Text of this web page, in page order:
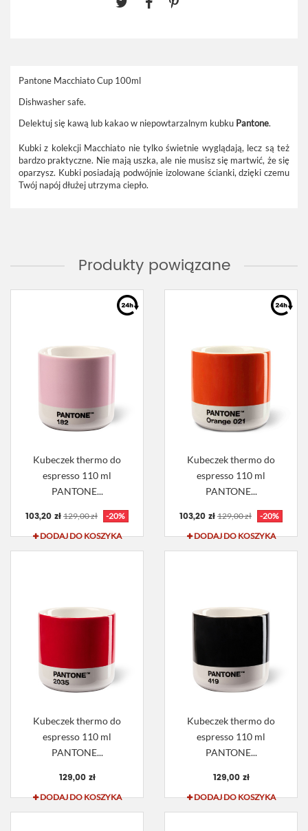
Pantone Macchiato Cup 100ml
Dishwasher safe.
Delektuj się kawą lub kakao w niepowtarzalnym kubku Pantone.
Kubki z kolekcji Macchiato nie tylko świetnie wyglądają, lecz są też
bardzo praktyczne. Nie mają uszka, ale nie musisz się martwić, że się
oparzysz. Kubki posiadają podwójnie izolowane ścianki, dzięki czemu
Twój napój dłużej utrzyma ciepło.
Produkty powiązane
Kubeczek thermo do
espresso 110 ml
PANTONE...
103,20 zł 129,00 zł
-20%
DODAJ DO KOSZYKA
Kubeczek thermo do
espresso 110 ml
PANTONE...
103,20 zł 129,00 zł
-20%
DODAJ DO KOSZYKA
Kubeczek thermo do
espresso 110 ml
PANTONE...
129,00 zł
DODAJ DO KOSZYKA
Kubeczek thermo do
espresso 110 ml
PANTONE...
129,00 zł
DODAJ DO KOSZYKA